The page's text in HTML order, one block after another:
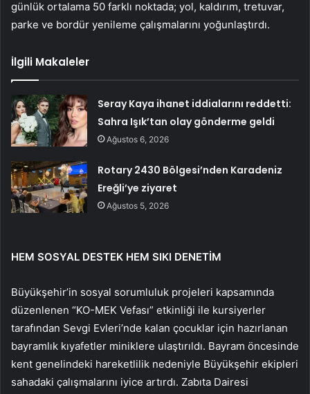
günlük ortalama 50 farklı noktada; yol, kaldırım, tretuvar,
parke ve bordür yenileme çalışmalarını yoğunlaştırdı.
İlgili Makaleler
Seray Kaya ihanet iddialarını reddetti:
Sahra Işık’tan olay gönderme geldi
Ağustos 6, 2026
Rotary 2430 Bölgesi’nden Karadeniz
Ereğli’ye ziyaret
Ağustos 5, 2026
HEM SOSYAL DESTEK HEM SIKI DENETİM
Büyükşehir’in sosyal sorumluluk projeleri kapsamında
düzenlenen “KO-MEK Vefası” etkinliği ile kursiyerler
tarafından Sevgi Evleri’nde kalan çocuklar için hazırlanan
bayramlık kıyafetler miniklere ulaştırıldı. Bayram öncesinde
kent genelindeki hareketlilik nedeniyle Büyükşehir ekipleri
sahadaki çalışmalarını iyice artırdı. Zabıta Dairesi